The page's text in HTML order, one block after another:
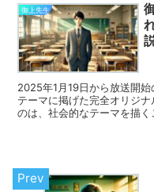
御上先生
2025年1月19日から放送開
テーマに掲げた完全オリジ
のは、社会的なテーマを描